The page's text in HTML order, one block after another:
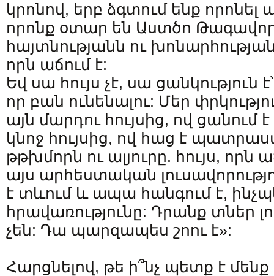
կրոնով, երբ ձգտում ենք որոնել
որոնք օտար են Աստծո
հայտնությանն ու
որն աճում է:
Եվ սա հույս չէ, սա ցանկություն
որ բան ունենալու: Մեր
այն մարդու հույսից, ով ցանում
կնոջ հույսից, ով հաց է
թթխմորն ու ալյուրը. հույս, որն
այս արհեստական
է տևում և ապա հանգում է,
հրավառությունը: Դրանք տներ
չեն: Դա պարզապես շոու է»:
Հարցնելով, թե ի՞նչ պետք է